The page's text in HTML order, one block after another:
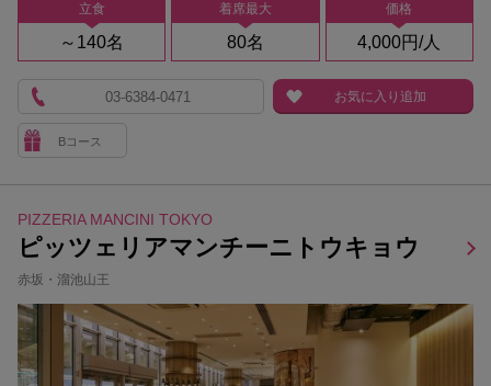
立食
～140名
着席最大
80名
価格
4,000円/人
Bコース
03-6384-0471 お気に入り追加
PIZZERIA MANCINI TOKYO
ピッツェリアマンチーニトウキョウ
赤坂・溜池山王